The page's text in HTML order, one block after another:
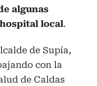
algunas
local.
de Supía,
con la
de Caldas